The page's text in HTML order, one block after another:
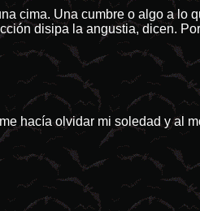
cima. Una cumbre o algo a lo
disipa la angustia, dicen.
hacía olvidar mi soledad y al